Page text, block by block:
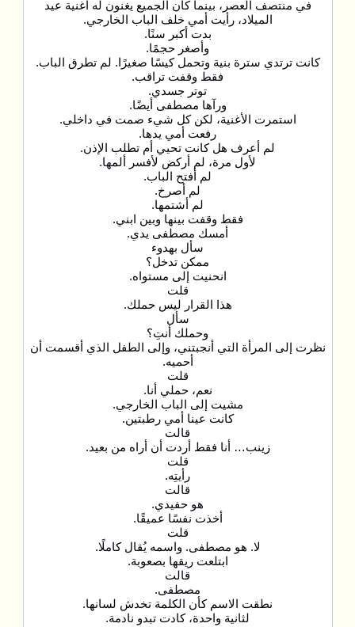
في منتصف العصر، بينما كان الجميع يغنون له أغنية عيد
الميلاد، رأيت أمي خلف الباب الخارجي.
بدت أكبر سنًا.
وأصغر حجمًا.
كانت ترتدي سترة بنية وتحمل كيسًا صغيرًا. لم تطرق الباب.
فقط وقفت تراقب.
توتر جسدي.
ورآها مصطفى أيضًا.
استمرت الأغنية، لكن كل شيء صمت في داخلي.
رفعت أمي يدها.
لم أعرف هل كانت تحيي أم تطلب الإذن.
لأول مرة، لم أركض لأفسر ألمها.
لم أفتح الباب.
لم أصرخ.
لم أشتمها.
فقط وقفت بينها وبين ابني.
أمسك مصطفى يدي.
سأل بهدوء
ممكن تدخل؟
انحنيت إلى مستواه.
قلت
هذا القرار ليس حملك.
سأل
وحملك أنتِ؟
نظرت إلى المرأة التي أنجبتني، وإلى الطفل الذي أقسمت أن
أحميه.
قلت
نعم، حملي أنا.
مشيت إلى الباب الخارجي.
كانت عينا أمي رطبتين.
قالت
زينب… أنا فقط أردت أن أراه من بعيد.
قلت
رأيتِه.
قالت
هو حفيدي.
أخذت نفسًا عميقًا.
قلت
لا. هو مصطفى. واسمه يُقال كاملًا.
ابتلعت ريقها بصعوبة.
قالت
مصطفى.
نطقت الاسم كأن الكلمة تخدش لسانها.
لثانية واحدة، كادت تبدو نادمة.